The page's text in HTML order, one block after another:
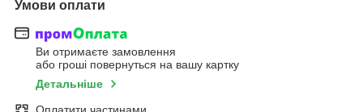
Умови оплати
Ви отримаєте замовлення
або гроші повернуться на вашу картку
Детальніше